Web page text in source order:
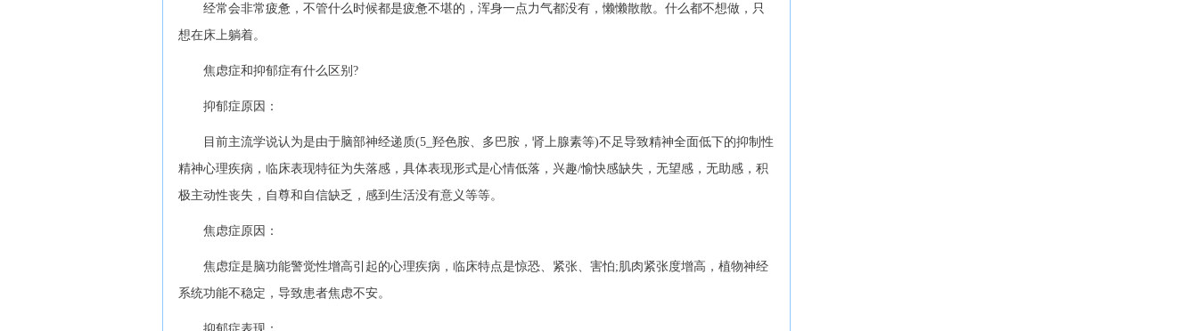
经常会非常疲惫，不管什么时候都是疲惫不堪的，浑身一点力气都没有，懒懒散散。什么都不想做，只
想在床上躺着。
焦虑症和抑郁症有什么区别?
抑郁症原因：
目前主流学说认为是由于脑部神经递质(5_羟色胺、多巴胺，肾上腺素等)不足导致精神全面低下的抑制性
精神心理疾病，临床表现特征为失落感，具体表现形式是心情低落，兴趣/愉快感缺失，无望感，无助感，积
极主动性丧失，自尊和自信缺乏，感到生活没有意义等等。
焦虑症原因：
焦虑症是脑功能警觉性增高引起的心理疾病，临床特点是惊恐、紧张、害怕;肌肉紧张度增高，植物神经
系统功能不稳定，导致患者焦虑不安。